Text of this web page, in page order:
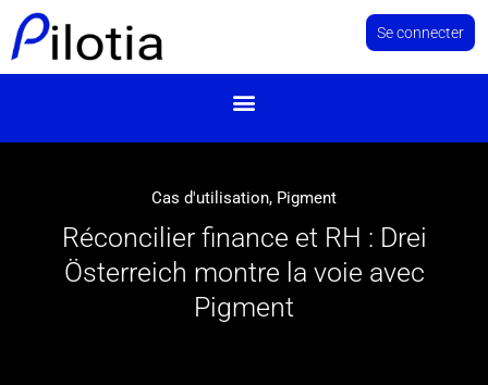
Se connecter
Cas d'utilisation, Pigment
Réconcilier finance et RH : Drei
Österreich montre la voie avec
Pigment